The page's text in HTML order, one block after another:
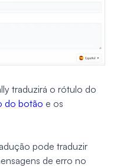
traduzirá o rótulo do
do botão e os
pode traduzir
de erro no